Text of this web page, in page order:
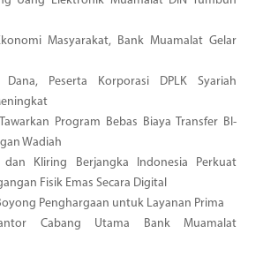
Masyarakat, Bank Muamalat Gelar
Peserta Korporasi DPLK Syariah
Program Bebas Biaya Transfer BI-
Wadiah
dan Kliring Berjangka Indonesia Perkuat
Fisik Emas Secara Digital
Penghargaan untuk Layanan Prima
Cabang Utama Bank Muamalat